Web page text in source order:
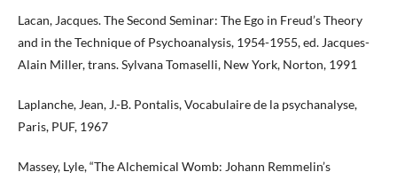
Lacan, Jacques. The Second Seminar: The Ego in Freud’s Theory
and in the Technique of Psychoanalysis, 1954-1955, ed. Jacques-
Alain Miller, trans. Sylvana Tomaselli, New York, Norton, 1991
Laplanche, Jean, J.-B. Pontalis, Vocabulaire de la psychanalyse,
Paris, PUF, 1967
Massey, Lyle, “The Alchemical Womb: Johann Remmelin’s